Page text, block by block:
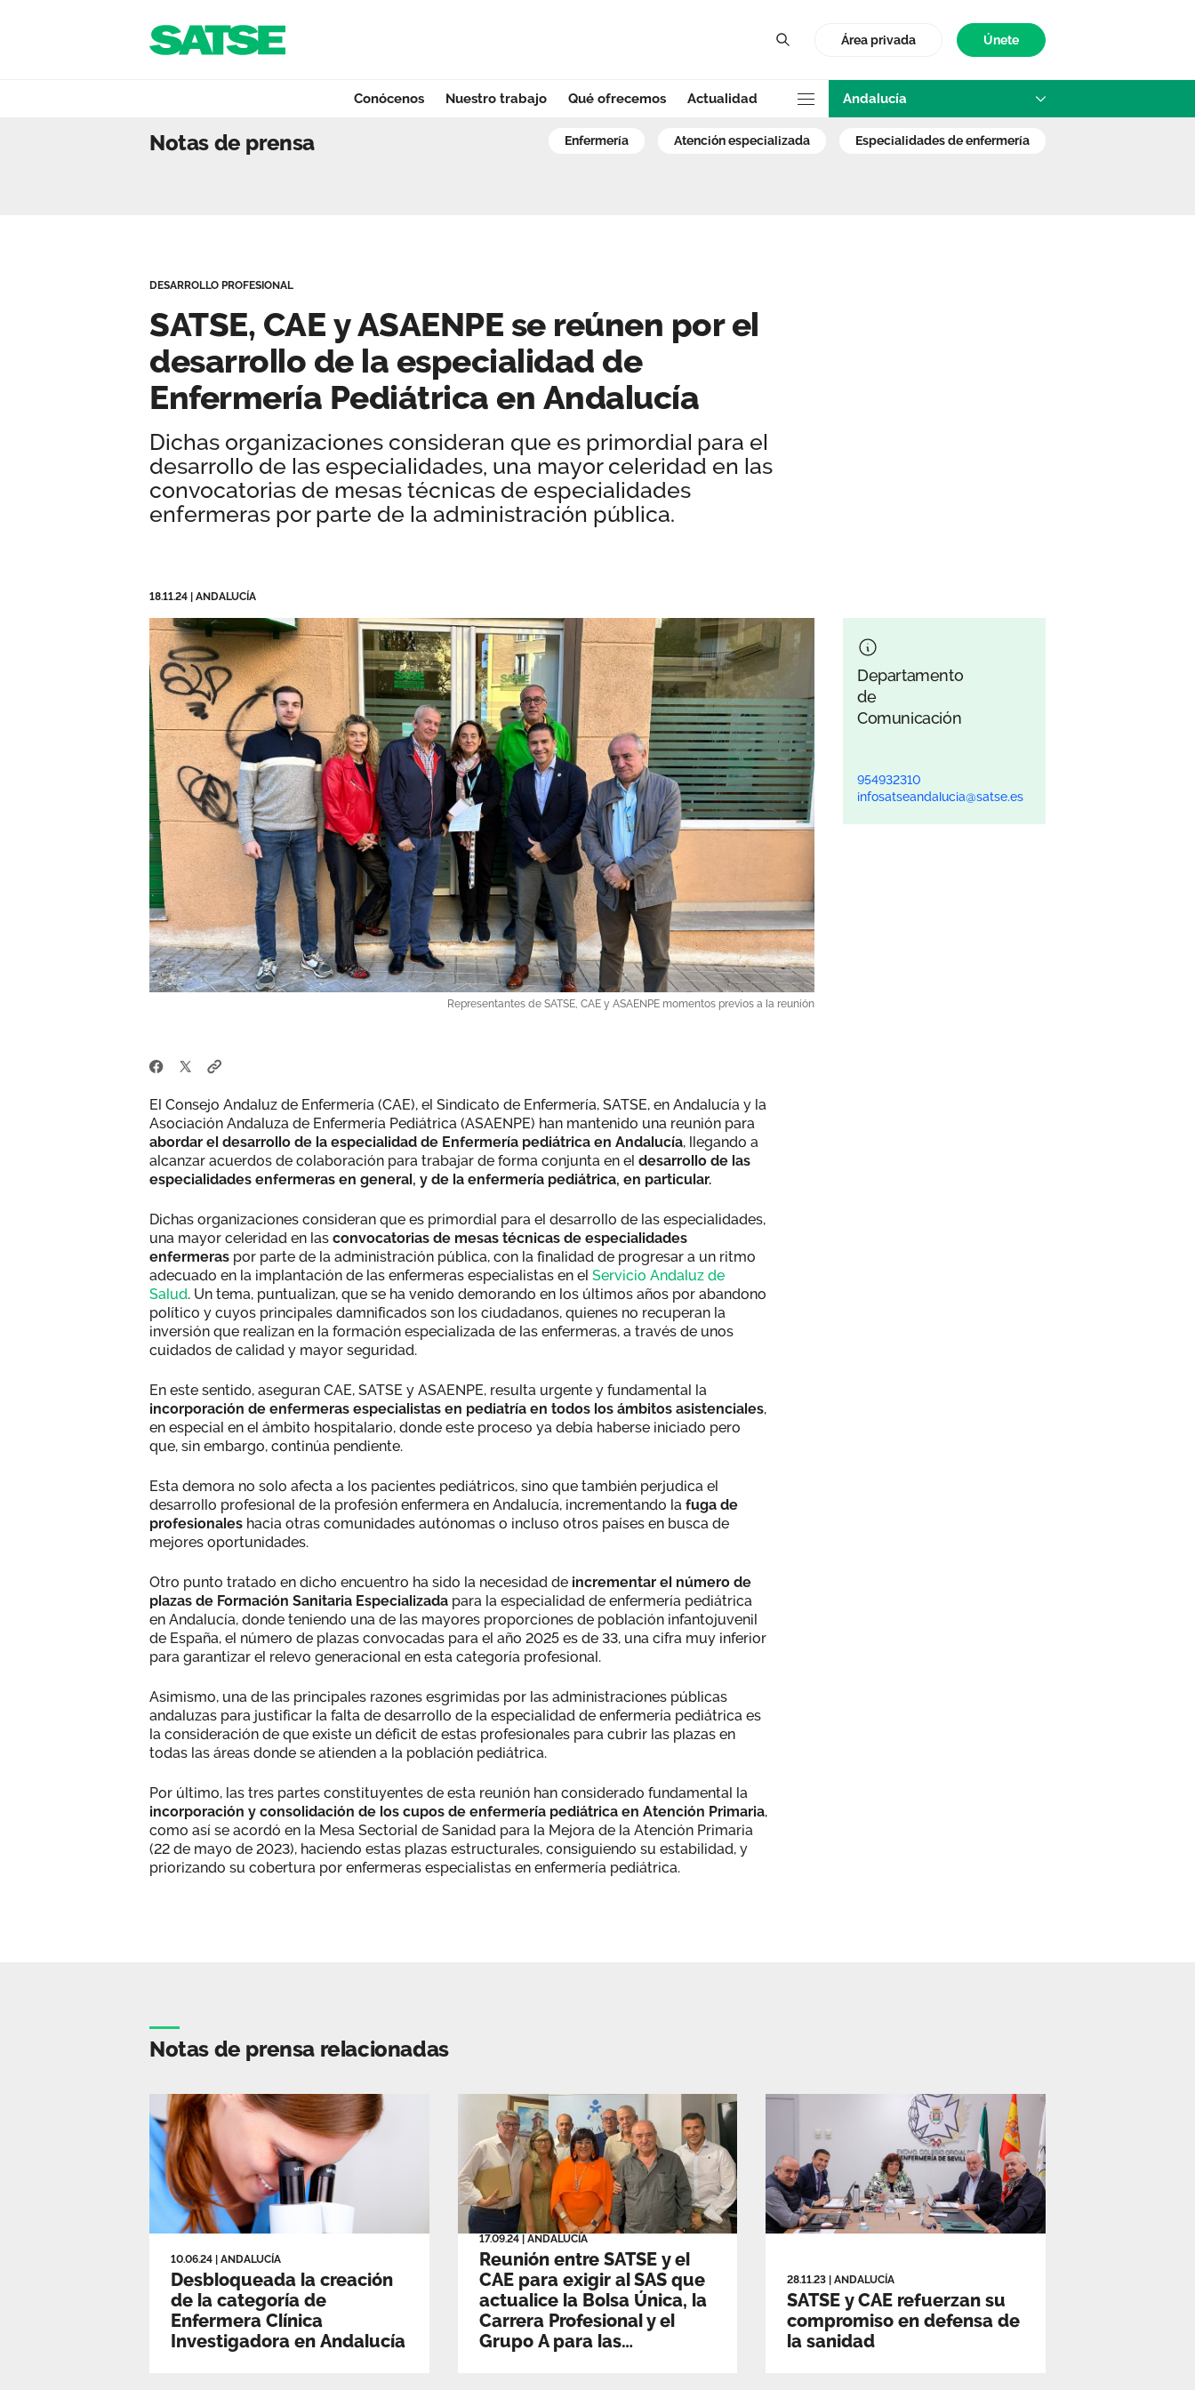
Navegación
Área privada
Únete
Conócenos Nuestro trabajo Qué ofrecemos Actualidad
Qué ofrecemos
Actualidad
Andalucía
SATSE, CAE y ASAENPE se reúnen por el
Notas de prensa enfermería atención especializada especialidades de enfermería
DESARROLLO PROFESIONAL
SATSE, CAE y ASAENPE se reúnen por el
desarrollo de la especialidad de
Enfermería Pediátrica en Andalucía
Dichas organizaciones consideran que es primordial para el
desarrollo de las especialidades, una mayor celeridad en las
convocatorias de mesas técnicas de especialidades
enfermeras por parte de la administración pública.
18.11.24 ANDALUCÍA
Representantes de SATSE, CAE y ASAENPE momentos previos a la reunión
El Consejo Andaluz de Enfermería (CAE), el Sindicato de Enfermería, SATSE, en Andalucía y la
Asociación Andaluza de Enfermería Pediátrica (ASAENPE) han mantenido una reunión para
abordar el desarrollo de la especialidad de Enfermería pediátrica en Andalucía, llegando a
alcanzar acuerdos de colaboración para trabajar de forma conjunta en el desarrollo de las
especialidades enfermeras en general, y de la enfermería pediátrica, en particular.
Dichas organizaciones consideran que es primordial para el desarrollo de las especialidades,
una mayor celeridad en las convocatorias de mesas técnicas de especialidades
enfermeras por parte de la administración pública, con la finalidad de progresar a un ritmo
adecuado en la implantación de las enfermeras especialistas en el Servicio Andaluz de
Salud. Un tema, puntualizan, que se ha venido demorando en los últimos años por abandono
político y cuyos principales damnificados son los ciudadanos, quienes no recuperan la
inversión que realizan en la formación especializada de las enfermeras, a través de unos
cuidados de calidad y mayor seguridad.
En este sentido, aseguran CAE, SATSE y ASAENPE, resulta urgente y fundamental la
incorporación de enfermeras especialistas en pediatría en todos los ámbitos asistenciales,
en especial en el ámbito hospitalario, donde este proceso ya debía haberse iniciado pero
que, sin embargo, continúa pendiente.
Esta demora no solo afecta a los pacientes pediátricos, sino que también perjudica el
desarrollo profesional de la profesión enfermera en Andalucía, incrementando la fuga de
profesionales hacia otras comunidades autónomas o incluso otros países en busca de
mejores oportunidades.
Otro punto tratado en dicho encuentro ha sido la necesidad de incrementar el número de
plazas de Formación Sanitaria Especializada para la especialidad de enfermería pediátrica
en Andalucía, donde teniendo una de las mayores proporciones de población infantojuvenil
de España, el número de plazas convocadas para el año 2025 es de 33, una cifra muy inferior
para garantizar el relevo generacional en esta categoría profesional.
Asimismo, una de las principales razones esgrimidas por las administraciones públicas
andaluzas para justificar la falta de desarrollo de la especialidad de enfermería pediátrica es
la consideración de que existe un déficit de estas profesionales para cubrir las plazas en
todas las áreas donde se atienden a la población pediátrica.
Por último, las tres partes constituyentes de esta reunión han considerado fundamental la
incorporación y consolidación de los cupos de enfermería pediátrica en Atención Primaria,
como así se acordó en la Mesa Sectorial de Sanidad para la Mejora de la Atención Primaria
(22 de mayo de 2023), haciendo estas plazas estructurales, consiguiendo su estabilidad, y
priorizando su cobertura por enfermeras especialistas en enfermería pediátrica.
Departamento
de
Comunicación
954932310
infosatseandalucia@satse.es
Notas de prensa relacionadas
10.06.24 ANDALUCÍA
Desbloqueada la creación
de la categoría de
Enfermera Clínica
Investigadora en Andalucía
17.09.24 ANDALUCÍA
Reunión entre SATSE y el
CAE para exigir al SAS que
actualice la Bolsa Única, la
Carrera Profesional y el
Grupo A para las
28.11.23 |ANDALUCÍA
SATSE y CAE refuerzan su
compromiso en defensa de
la sanidad